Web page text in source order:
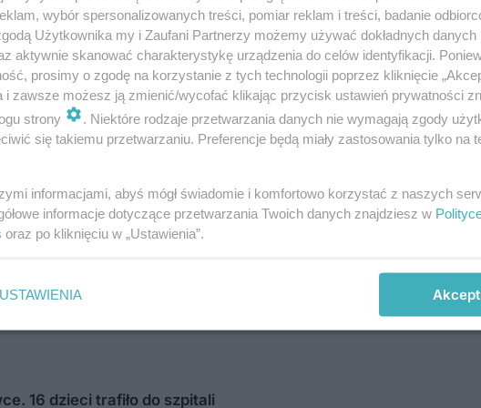
zagłosowało na niego 84,26% mieszkańców.
głowy państwa w Godziszowie jest wyrazem
w Krasnobrodzie. Sanepid wydał
16 dzieci trafiło do szpitali
wybór spersonalizowanych treści, pomiar reklam i treści, badanie
Użytkownika my i Zaufani Partnerzy możemy używać dokładnych danych
aktywnie skanować charakterystykę urządzenia do celów identyfikacji.
prosimy o zgodę na korzystanie z tych technologii poprzez kliknięcie
i zawsze możesz ją zmienić/wycofać klikając przycisk ustawień prywatności
strony
. Niektóre rodzaje przetwarzania danych nie wymagają zgody
się takiemu przetwarzaniu. Preferencje będą miały zastosowania tylko na
informacjami, abyś mógł świadomie i komfortowo korzystać z naszych
informacje dotyczące przetwarzania Twoich danych znajdziesz w
oraz po kliknięciu w „Ustawienia”.
USTAWIENIA